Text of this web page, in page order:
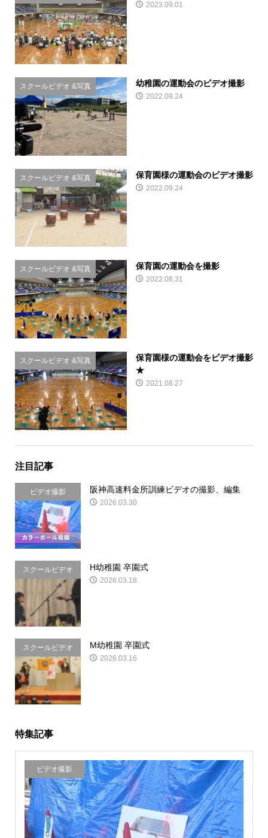
2023.09.01
スクールビデオ &写真 幼稚園の運動会のビデオ撮影
2022.09.24
スクールビデオ &写真 保育園様の運動会のビデオ撮影
2022.09.24
スクールビデオ &写真 保育園の運動会を撮影
2022.08.31
スクールビデオ &写真
保育園様の運動会をビデオ撮影
★
2021.08.27
注目記事
ビデオ撮影 阪神高速料金所訓練ビデオの撮影、編集
2026.03.30
スクールビデオ
&写真
H幼稚園 卒園式
2026.03.18
スクールビデオ
&写真
M幼稚園 卒園式
2026.03.16
特集記事
ビデオ撮影